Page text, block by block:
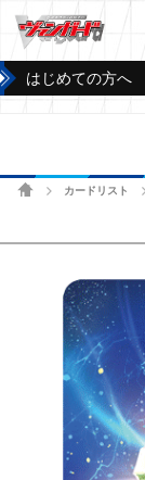
はじめての方へ
ホームカードリスト